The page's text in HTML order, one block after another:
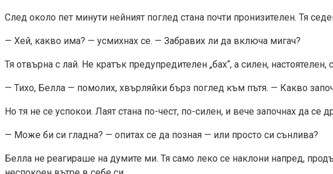
След около пет минути нейният поглед стана почти пронизителен. Тя
— Хей, какво има? — усмихнах се. — Забравих ли да включа мигач?
Тя отвърна с лай. Не кратък предупредителен „бах“, а силен,
— Тихо, Белла — помолих, хвърляйки бърз поглед към пътя. — Какво
Но тя не се успокои. Лаят стана по-чест, по-силен, и вече започнах да
— Може би си гладна? — опитах се да позная — или просто си сънлива?
Белла не реагираше на думите ми. Тя само леко се наклони напред,